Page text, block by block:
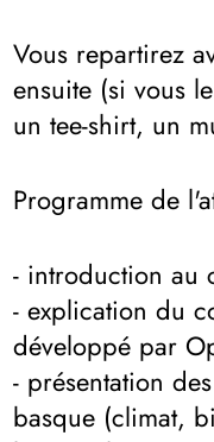
Vous repartirez
ensuite (si vous
un tee-shirt, un
Programme de
- introduction au
- explication du
développé par
- présentation
basque (climat,